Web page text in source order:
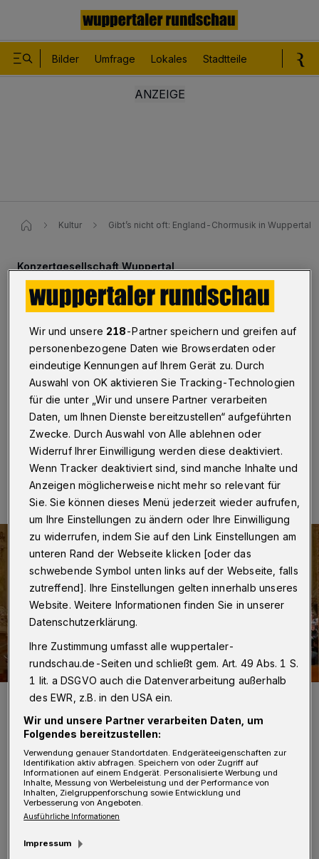
Bilder Umfrage Lokales Stadtteile
Kultur Gibt’s nicht oft: England-Chormusik in Wuppertal
Konzertgesellschaft Wuppertal
Gibt’s nicht oft: England-
Chormusik
Wuppertal
Der Chor der Konzertgesellschaft führt am
Sonntag (31. Mai 2026) um 18 Uhr in der
Immanuelskirche an der Sternstraße 73 englische
Chormusik aus dem 19. und 20. Jahrhundert auf.
Eine Minute Lesezeit
Der Chor der Konzertgesellschaft.
M it dabei sind vier hochkarätige
Solistinnen und Solisten (Ina
Yoshikawa, Sopran / Uta Christina Georg, Alt /
Wir und unsere 218-Partner speichern und greifen auf
personenbezogene Daten wie Browserdaten oder
eindeutige Kennungen auf Ihrem Gerät zu. Durch
Auswahl von OK aktivieren Sie Tracking-Technologien
für die unter „Wir und unsere Partner verarbeiten
Daten, um Ihnen Dienste bereitzustellen“ aufgeführten
Zwecke. Durch Auswahl von Alle ablehnen oder
Widerruf Ihrer Einwilligung werden diese deaktiviert.
Wenn Tracker deaktiviert sind, sind manche Inhalte und
Anzeigen möglicherweise nicht mehr so relevant für
Sie. Sie können dieses Menü jederzeit wieder aufrufen,
um Ihre Einstellungen zu ändern oder Ihre Einwilligung
zu widerrufen, indem Sie auf den Link Einstellungen am
unteren Rand der Webseite klicken [oder das
schwebende Symbol unten links auf der Webseite, falls
zutreffend]. Ihre Einstellungen gelten innerhalb unseres
Website. Weitere Informationen finden Sie in unserer
Datenschutzerklärung.
Ihre Zustimmung umfasst alle wuppertaler-
rundschau.de-Seiten und schließt gem. Art. 49 Abs. 1 S.
1 lit. a DSGVO auch die Datenverarbeitung außerhalb
des EWR, z.B. in den USA ein.
Wir und unsere Partner verarbeiten Daten, um
Folgendes bereitzustellen:
Verwendung genauer Standortdaten. Endgeräteeigenschaften zur
Identifikation aktiv abfragen. Speichern von oder Zugriff auf
Informationen auf einem Endgerät. Personalisierte Werbung und
Inhalte, Messung von Werbeleistung und der Performance von
Inhalten, Zielgruppenforschung sowie Entwicklung und
Verbesserung von Angeboten.
Ausführliche Informationen
Impressum